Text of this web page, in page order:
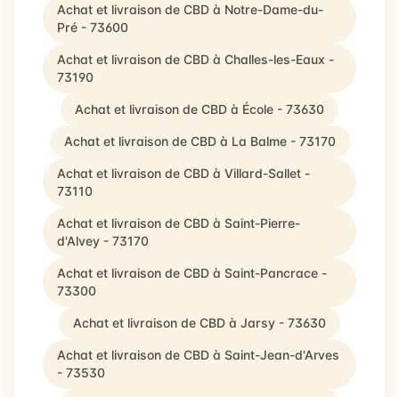
Achat et livraison de CBD à Notre-Dame-du-
Pré - 73600
Achat et livraison de CBD à Challes-les-Eaux -
73190
Achat et livraison de CBD à École - 73630
Achat et livraison de CBD à La Balme - 73170
Achat et livraison de CBD à Villard-Sallet -
73110
Achat et livraison de CBD à Saint-Pierre-
d'Alvey - 73170
Achat et livraison de CBD à Saint-Pancrace -
73300
Achat et livraison de CBD à Jarsy - 73630
Achat et livraison de CBD à Saint-Jean-d'Arves
- 73530